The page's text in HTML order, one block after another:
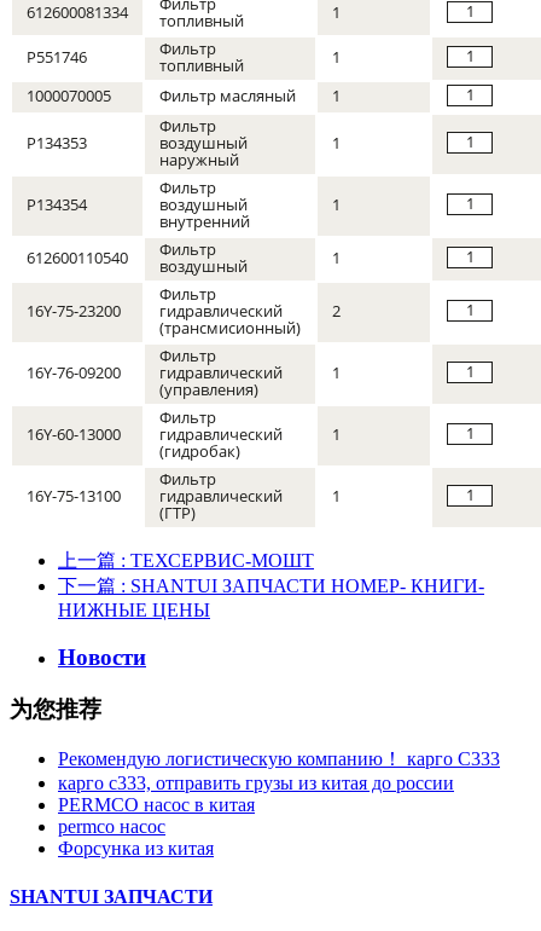
612600081334 топливный 1 1
P551746 Фильтр
топливный 1
1
1000070005
Фильтр масляный 1 1
P134353
Фильтр
воздушный
наружный
1 1
P134354
Фильтр
воздушный
внутренний
1 1
612600110540 Фильтр
воздушный 1 1
16Y-75-23200
Фильтр
гидравлический
(трансмисионный)
2 1
16Y-76-09200
Фильтр
гидравлический
(управления)
1 1
16Y-60-13000
Фильтр
гидравлический
(гидробак)
1 1
16Y-75-13100
Фильтр
гидравлический
(ГТР)
1 1
上一篇 : ТЕХСЕРВИС-МОШТ
下一篇 : SHANTUI ЗАПЧАСТИ НОМЕР- КНИГИ-
НИЖНЫЕ ЦЕНЫ
Новости
为您推荐
Рекомендую логистическую компанию！ карго C333
карго с333, отправить грузы из китая до россии
PERMCO насос в китая
permco насос
Форсунка из китая
SHANTUI ЗАПЧАСТИ